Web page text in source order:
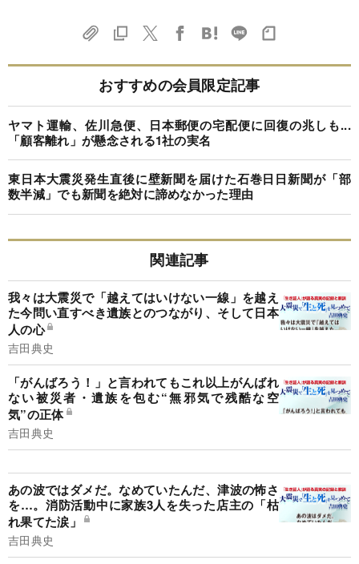
おすすめの会員限定記事
ヤマト運輸、佐川急便、日本郵便の宅配便に回復の兆しも...
「顧客離れ」が懸念される1社の実名
東日本大震災発生直後に壁新聞を届けた石巻日日新聞が「部
数半減」でも新聞を絶対に諦めなかった理由
関連記事
我々は大震災で「越えてはいけない一線」を越え
た今問い直すべき遺族とのつながり、そして日本
人の心
吉田典史
「がんばろう！」と言われてもこれ以上がんばれ
ない被災者・遺族を包む“無邪気で残酷な空
気”の正体
吉田典史
あの波ではダメだ。なめていたんだ、津波の怖さ
を…。消防活動中に家族3人を失った店主の「枯
れ果てた涙」
吉田典史